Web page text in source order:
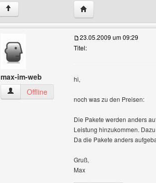
↑ Website dieses
max-im-web
max-im-web Benutzer-Profile anzeigen
Offline
23.05.2009 um 09:29
Titel:
hi,
noch was zu den Preisen:
Die Pakete werden anders
Leistung hinzukommen.
Da die Pakete anders
Gruß,
Max